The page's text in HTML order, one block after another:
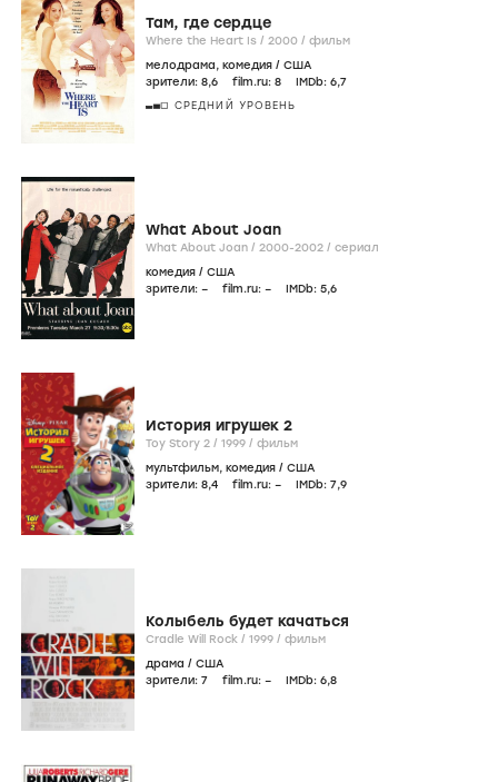
Там, где сердце
Where the Heart Is / 2000 / фильм
мелодрама, комедия / США
зрители: 8,6 film.ru: 8 IMDb: 6,7
СРЕДНИЙ УРОВЕНЬ
What About Joan
What About Joan / 2000-2002 / сериал
комедия / США
зрители: – film.ru: – IMDb: 5,6
История игрушек 2
Toy Story 2 / 1999 / фильм
мультфильм, комедия / США
зрители: 8,4 film.ru: – IMDb: 7,9
Колыбель будет качаться
Cradle Will Rock / 1999 / фильм
драма / США
зрители: 7 film.ru: – IMDb: 6,8